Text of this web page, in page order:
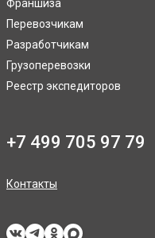
Франшиза
Перевозчикам
Разработчикам
Грузоперевозки
Реестр экспедиторов
+7 499 705 97 79
Контакты